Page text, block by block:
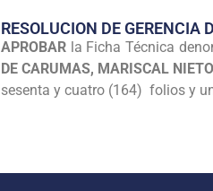
RESOLUCION DE
APROBAR la Ficha Técnica
DE CARUMAS, MARISCAL
sesenta y cuatro (164) folios y